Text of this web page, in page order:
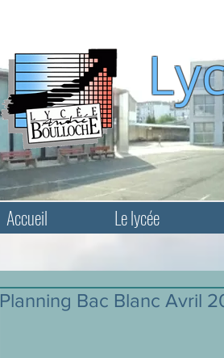
Accueil Le lycée
Planning Bac Blanc Avril